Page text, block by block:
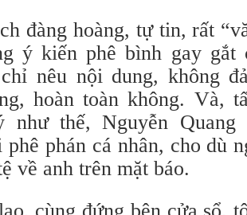
đàng hoàng, tự tin, rất
ý kiến phê bình gay gắt
nêu nội dung, không
hoàn toàn không. Và,
như thế, Nguyễn
phê phán cá nhân, cho dù
về anh trên mặt báo.